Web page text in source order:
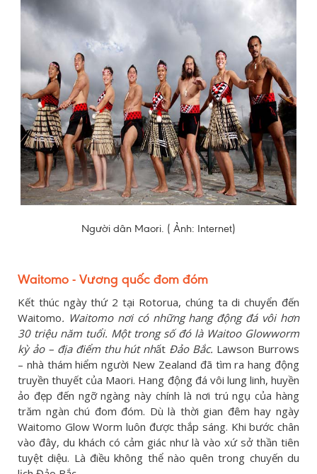
Người dân Maori. ( Ảnh: Internet)
Waitomo - Vương quốc đom đóm
Kết thúc ngày thứ 2 tại Rotorua, chúng ta di chuyển đến
Waitomo. Waitomo nơi có những hang động đá vôi hơn
30 triệu năm tuổi. Một trong số đó là Waitoo Glowworm
kỳ ảo – địa điểm thu hút nhất Đảo Bắc. Lawson Burrows
– nhà thám hiểm người New Zealand đã tìm ra hang động
truyền thuyết của Maori. Hang động đá vôi lung linh, huyền
ảo đẹp đến ngỡ ngàng này chính là nơi trú ngụ của hàng
trăm ngàn chú đom đóm. Dù là thời gian đêm hay ngày
Waitomo Glow Worm luôn được thắp sáng. Khi bước chân
vào đây, du khách có cảm giác như là vào xứ sở thần tiên
tuyệt diệu. Là điều không thể nào quên trong chuyến du